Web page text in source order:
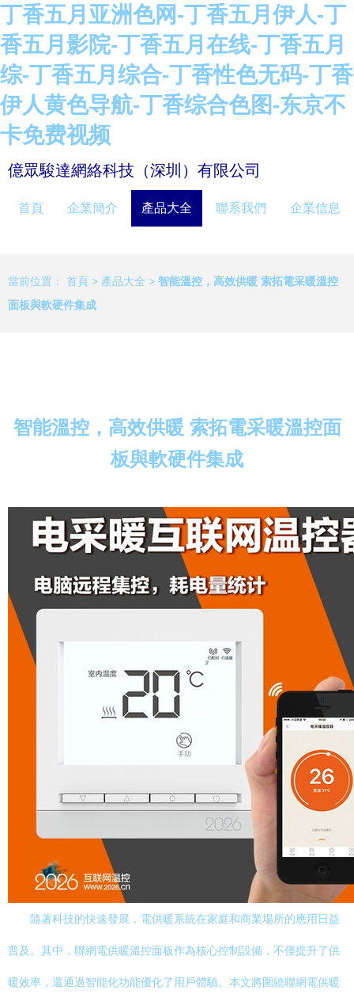
丁香五月亚洲色网-丁香五月伊人-丁
香五月影院-丁香五月在线-丁香五月
综-丁香五月综合-丁香性色无码-丁香
伊人黄色导航-丁香综合色图-东京不
卡免费视频
億眾駿達網絡科技（深圳）有限公司
首頁 企業簡介 產品大全 聯系我們 企業信息
當前位置： 首頁 > 產品大全 > 智能溫控，高效供暖 索拓電采暖溫控
面板與軟硬件集成
智能溫控，高效供暖 索拓電采暖溫控面
板與軟硬件集成
隨著科技的快速發展，電供暖系統在家庭和商業場所的應用日益
普及。其中，聯網電供暖溫控面板作為核心控制設備，不僅提升了供
暖效率，還通過智能化功能優化了用戶體驗。本文將圍繞聯網電供暖